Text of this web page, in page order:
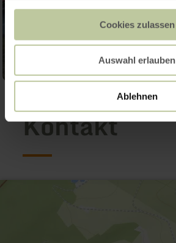
Cookies zulassen
Auswahl erlauben
Ablehnen
Kontakt